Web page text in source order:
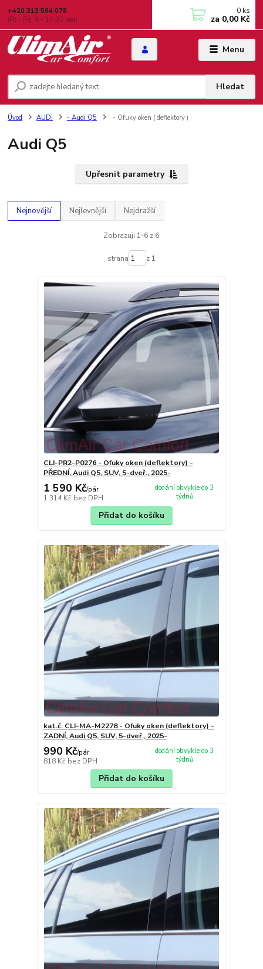
Menu
Hledat
+420 313 564 078
(Po - Pá: 6 - 14:30 hod)
0 ks
za 0,00 Kč
Úvod AUDI - Audi Q5 - Ofuky oken ( deflektory )
Audi Q5
Upřesnit parametry
Nejnovější Nejlevnější Nejdražší
Zobrazuji 1-6 z 6
strana z 1
CLI-PR2-P0276 - Ofuky oken (deflektory) -
PŘEDNÍ, Audi Q5, SUV, 5-dveř., 2025-
1 590 Kč/pár
1 314 Kč bez DPH
dodání obvykle do 3
týdnů
Přidat do košíku
kat.č. CLI-MA-M2278 - Ofuky oken (deflektory) -
ZADNÍ, Audi Q5, SUV, 5-dveř., 2025-
990 Kč/pár
818 Kč bez DPH
dodání obvykle do 3
týdnů
Přidat do košíku